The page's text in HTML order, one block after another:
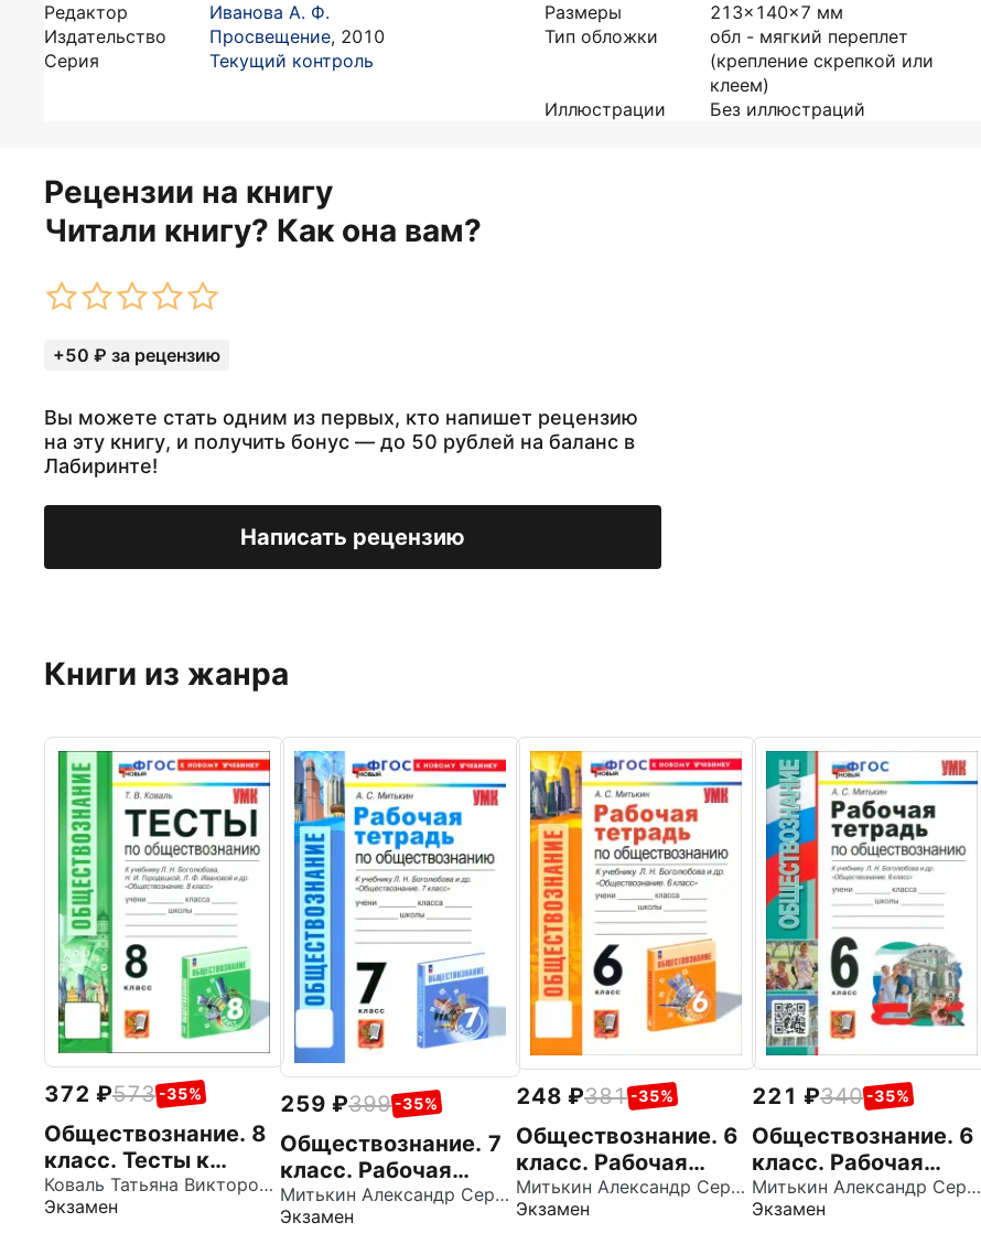
Редактор
Иванова А. Ф.
Издательство
Просвещение, 2010
Серия
Текущий контроль
Размеры
213x140x7 мм
Тип обложки
обл - мягкий переплет
(крепление скрепкой или
клеем)
Иллюстрации
Без иллюстраций
Рецензии на книгу
Читали книгу? Как она вам?
+50 ₽ за рецензию
Вы можете стать одним из первых, кто напишет рецензию
на эту книгу, и получить бонус — до 50 рублей на баланс в
Лабиринте!
Написать рецензию
Книги из жанра
372 573 -35%
Обществознание. 8
класс. Тесты к
учебнику
Боголюбова,
Коваль Татьяна Викторовна
Экзамен
259 399 -35%
Обществознание. 7
класс. Рабочая
тетрадь к учебнику
Л.Н. Боголюбова и
Митькин Александр Сергеевич
Экзамен
248 381 -35%
Обществознание. 6
класс. Рабочая
тетрадь к учебнику
Л. Н. Боголюбова, Е.
Митькин Александр Сергеевич
Экзамен
221 340 -35%
Обществознание. 6
класс. Рабочая
тетрадь к учебнику
Л. Н. Боголюбова и
Митькин Александр Сергеевич
Экзамен